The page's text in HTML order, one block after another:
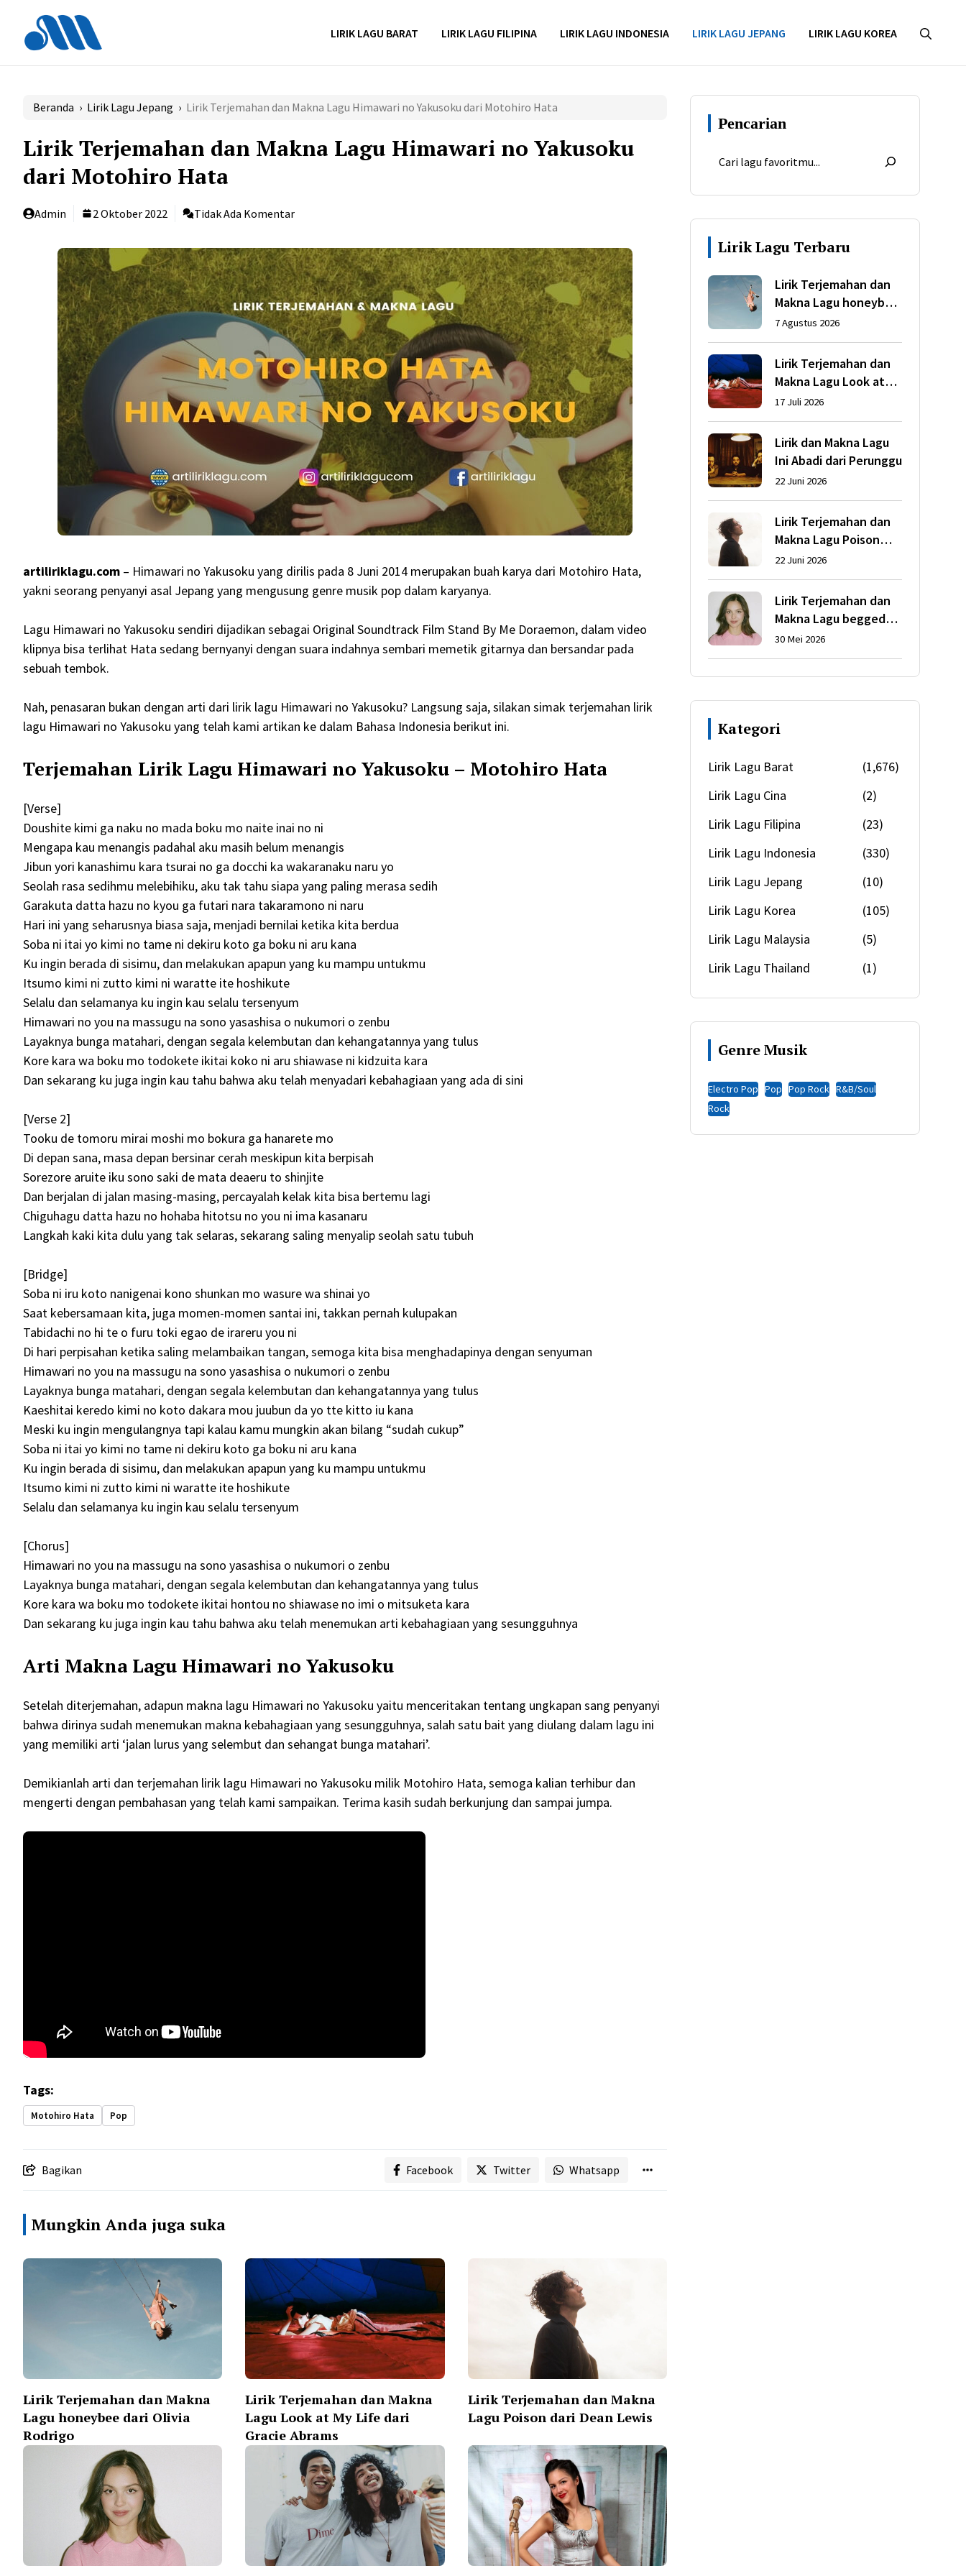
LIRIK LAGU BARAT LIRIK LAGU FILIPINA LIRIK LAGU INDONESIA LIRIK LAGU JEPANG LIRIK LAGU KOREA
Beranda › Lirik Lagu Jepang › Lirik Terjemahan dan Makna Lagu Himawari no Yakusoku dari Motohiro Hata
Lirik Terjemahan dan Makna Lagu Himawari no Yakusoku
dari Motohiro Hata
Admin 2 Oktober 2022 Tidak Ada Komentar
artiliriklagu.com – Himawari no Yakusoku yang dirilis pada 8 Juni 2014 merupakan buah karya dari Motohiro Hata,
yakni seorang penyanyi asal Jepang yang mengusung genre musik pop dalam karyanya.
Lagu Himawari no Yakusoku sendiri dijadikan sebagai Original Soundtrack Film Stand By Me Doraemon, dalam video
klipnya bisa terlihat Hata sedang bernyanyi dengan suara indahnya sembari memetik gitarnya dan bersandar pada
sebuah tembok.
Nah, penasaran bukan dengan arti dari lirik lagu Himawari no Yakusoku? Langsung saja, silakan simak terjemahan lirik
lagu Himawari no Yakusoku yang telah kami artikan ke dalam Bahasa Indonesia berikut ini.
Terjemahan Lirik Lagu Himawari no Yakusoku – Motohiro Hata
[Verse]
Doushite kimi ga naku no mada boku mo naite inai no ni
Mengapa kau menangis padahal aku masih belum menangis
Jibun yori kanashimu kara tsurai no ga docchi ka wakaranaku naru yo
Seolah rasa sedihmu melebihiku, aku tak tahu siapa yang paling merasa sedih
Garakuta datta hazu no kyou ga futari nara takaramono ni naru
Hari ini yang seharusnya biasa saja, menjadi bernilai ketika kita berdua
Soba ni itai yo kimi no tame ni dekiru koto ga boku ni aru kana
Ku ingin berada di sisimu, dan melakukan apapun yang ku mampu untukmu
Itsumo kimi ni zutto kimi ni waratte ite hoshikute
Selalu dan selamanya ku ingin kau selalu tersenyum
Himawari no you na massugu na sono yasashisa o nukumori o zenbu
Layaknya bunga matahari, dengan segala kelembutan dan kehangatannya yang tulus
Kore kara wa boku mo todokete ikitai koko ni aru shiawase ni kidzuita kara
Dan sekarang ku juga ingin kau tahu bahwa aku telah menyadari kebahagiaan yang ada di sini
[Verse 2]
Tooku de tomoru mirai moshi mo bokura ga hanarete mo
Di depan sana, masa depan bersinar cerah meskipun kita berpisah
Sorezore aruite iku sono saki de mata deaeru to shinjite
Dan berjalan di jalan masing-masing, percayalah kelak kita bisa bertemu lagi
Chiguhagu datta hazu no hohaba hitotsu no you ni ima kasanaru
Langkah kaki kita dulu yang tak selaras, sekarang saling menyalip seolah satu tubuh
[Bridge]
Soba ni iru koto nanigenai kono shunkan mo wasure wa shinai yo
Saat kebersamaan kita, juga momen-momen santai ini, takkan pernah kulupakan
Tabidachi no hi te o furu toki egao de irareru you ni
Di hari perpisahan ketika saling melambaikan tangan, semoga kita bisa menghadapinya dengan senyuman
Himawari no you na massugu na sono yasashisa o nukumori o zenbu
Layaknya bunga matahari, dengan segala kelembutan dan kehangatannya yang tulus
Kaeshitai keredo kimi no koto dakara mou juubun da yo tte kitto iu kana
Meski ku ingin mengulangnya tapi kalau kamu mungkin akan bilang “sudah cukup”
Soba ni itai yo kimi no tame ni dekiru koto ga boku ni aru kana
Ku ingin berada di sisimu, dan melakukan apapun yang ku mampu untukmu
Itsumo kimi ni zutto kimi ni waratte ite hoshikute
Selalu dan selamanya ku ingin kau selalu tersenyum
[Chorus]
Himawari no you na massugu na sono yasashisa o nukumori o zenbu
Layaknya bunga matahari, dengan segala kelembutan dan kehangatannya yang tulus
Kore kara wa boku mo todokete ikitai hontou no shiawase no imi o mitsuketa kara
Dan sekarang ku juga ingin kau tahu bahwa aku telah menemukan arti kebahagiaan yang sesungguhnya
Arti Makna Lagu Himawari no Yakusoku
Setelah diterjemahan, adapun makna lagu Himawari no Yakusoku yaitu menceritakan tentang ungkapan sang penyanyi
bahwa dirinya sudah menemukan makna kebahagiaan yang sesungguhnya, salah satu bait yang diulang dalam lagu ini
yang memiliki arti ‘jalan lurus yang selembut dan sehangat bunga matahari’.
Demikianlah arti dan terjemahan lirik lagu Himawari no Yakusoku milik Motohiro Hata, semoga kalian terhibur dan
mengerti dengan pembahasan yang telah kami sampaikan. Terima kasih sudah berkunjung dan sampai jumpa.
Tags:
Motohiro Hata Pop
Bagikan Facebook Twitter Whatsapp
Mungkin Anda juga suka
Lirik Terjemahan dan Makna
Lagu honeybee dari Olivia
Rodrigo
Lirik Terjemahan dan Makna
Lagu Look at My Life dari
Gracie Abrams
Lirik Terjemahan dan Makna
Lagu Poison dari Dean Lewis
Pencarian
Lirik Lagu Terbaru
Lirik Terjemahan dan
Makna Lagu honeybee
dari Olivia Rodrigo
7 Agustus 2026
Lirik Terjemahan dan
Makna Lagu Look at
My Life dari Gracie
Abrams
17 Juli 2026
Lirik dan Makna Lagu
Ini Abadi dari Perunggu
22 Juni 2026
Lirik Terjemahan dan
Makna Lagu Poison
dari Dean Lewis
22 Juni 2026
Lirik Terjemahan dan
Makna Lagu begged
dari Olivia Rodrigo
30 Mei 2026
Kategori
Lirik Lagu Barat
(1,676)
Lirik Lagu Cina
(2)
Lirik Lagu Filipina
(23)
Lirik Lagu Indonesia
(330)
Lirik Lagu Jepang
(10)
Lirik Lagu Korea
(105)
Lirik Lagu Malaysia
(5)
Lirik Lagu Thailand
(1)
Genre Musik
Electro Pop Pop Pop Rock R&B/Soul
Rock